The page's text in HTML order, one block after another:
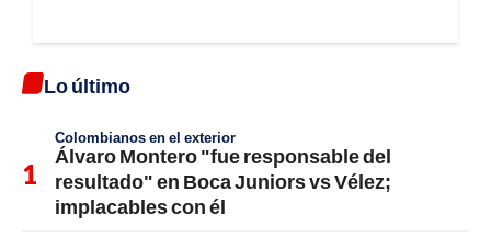
Lo último
Colombianos en el exterior
Álvaro Montero "fue responsable del
resultado" en Boca Juniors vs Vélez;
implacables con él